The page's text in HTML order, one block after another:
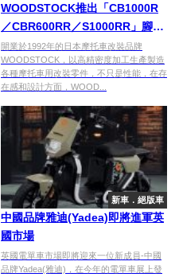
WOODSTOCK推出「CB1000R
／CBR600RR／S1000RR」腳踏
後移套件
開業於1992年的日本摩托車改裝品牌
WOODSTOCK，以高精密度加工生產製造
各種摩托車用改裝零件，不只是性能，在存
在感和設計方面，WOOD...
新車．絕版車
中國品牌雅迪(Yadea)即將進軍英
國市場
英國電單車市場即將迎來一位新成員-中國
品牌Yadea(雅迪)，在今年的電單車展上發